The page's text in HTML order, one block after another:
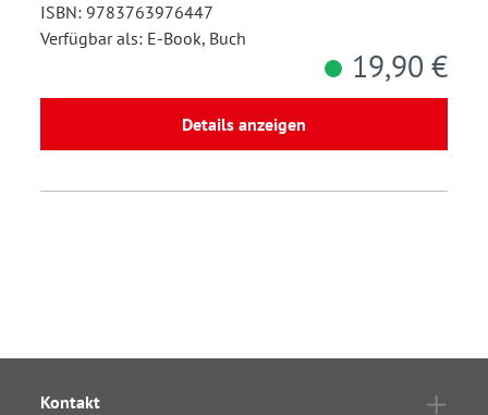
ISBN: 9783763976447
Verfügbar als: E-Book, Buch
19,90 €
Details anzeigen
Kontakt